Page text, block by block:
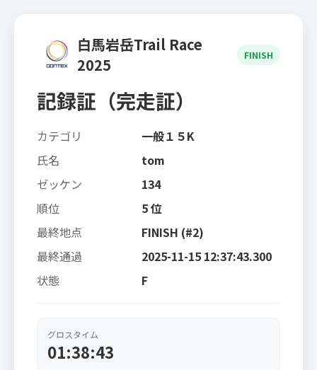
白馬岩岳Trail Race
2025
FINISH
記録証（完走証）
カテゴリ
一般１５K
氏名
tom
ゼッケン
134
順位
5 位
最終地点
FINISH (#2)
最終通過
2025-11-15 12:37:43.300
状態
F
グロスタイム
01:38:43